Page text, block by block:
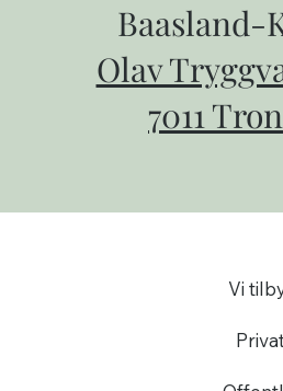
Olav
7011
Vi